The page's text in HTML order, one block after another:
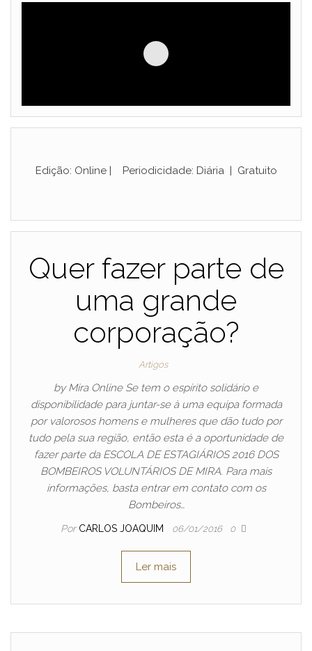
Edição: Online | Periodicidade: Diária | Gratuito
Quer fazer parte de
uma grande
corporação?
Artigos
by Mira Online Se tem o espírito solidário e
disponibilidade para juntar-se à uma equipa formada
por valorosos homens e mulheres que dão tudo por
tudo pela sua região, então esta é a oportunidade de
fazer parte da ESCOLA DE ESTAGIÁRIOS 2016 DOS
BOMBEIROS VOLUNTÁRIOS DE MIRA. Para mais
informações, basta entrar em contato com os
Bombeiros…
Por CARLOS JOAQUIM 06/01/2016 0
Ler mais